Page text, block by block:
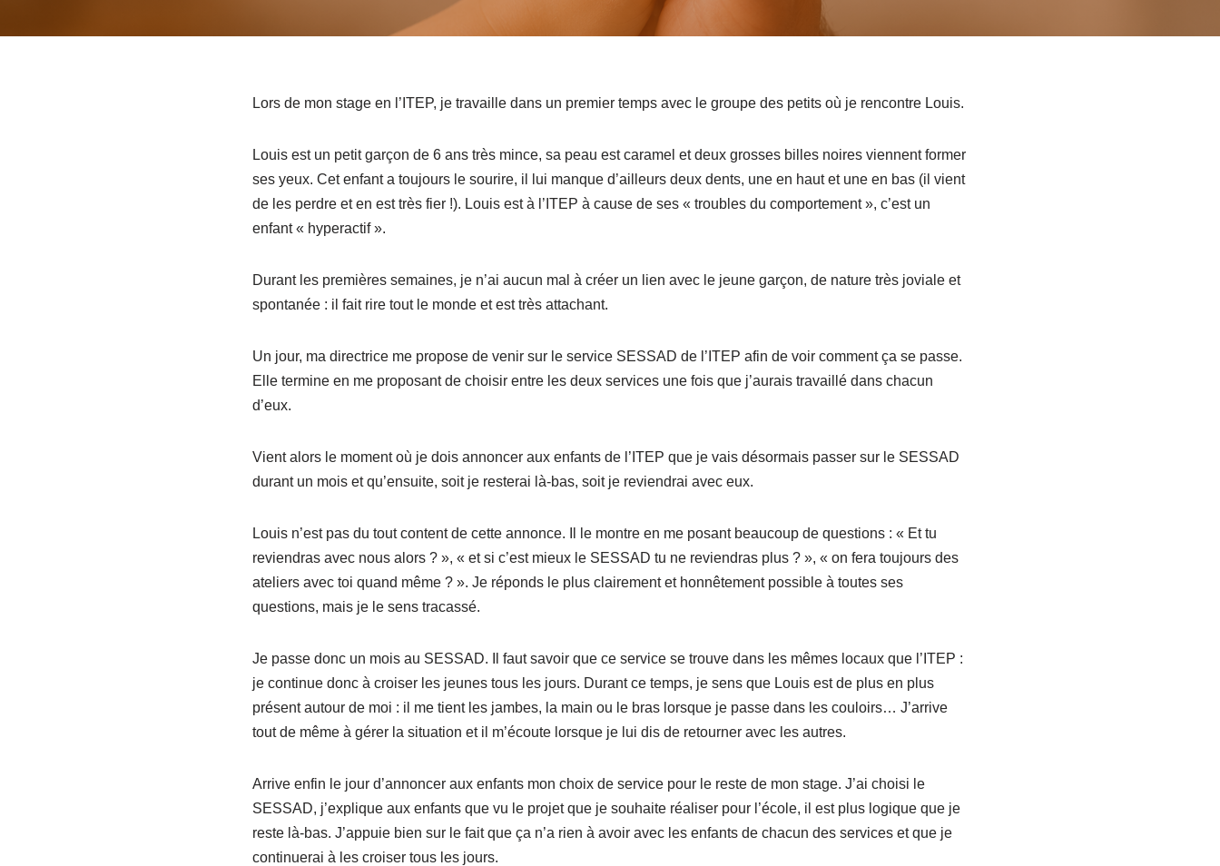
Lors de mon stage en l’ITEP, je travaille dans un premier temps avec le groupe des petits où je rencontre Louis.
Louis est un petit garçon de 6 ans très mince, sa peau est caramel et deux grosses billes noires viennent former
ses yeux. Cet enfant a toujours le sourire, il lui manque d’ailleurs deux dents, une en haut et une en bas (il vient
de les perdre et en est très fier !). Louis est à l’ITEP à cause de ses « troubles du comportement », c’est un
enfant « hyperactif ».
Durant les premières semaines, je n’ai aucun mal à créer un lien avec le jeune garçon, de nature très joviale et
spontanée : il fait rire tout le monde et est très attachant.
Un jour, ma directrice me propose de venir sur le service SESSAD de l’ITEP afin de voir comment ça se passe.
Elle termine en me proposant de choisir entre les deux services une fois que j’aurais travaillé dans chacun
d’eux.
Vient alors le moment où je dois annoncer aux enfants de l’ITEP que je vais désormais passer sur le SESSAD
durant un mois et qu’ensuite, soit je resterai là-bas, soit je reviendrai avec eux.
Louis n’est pas du tout content de cette annonce. Il le montre en me posant beaucoup de questions : « Et tu
reviendras avec nous alors ? », « et si c’est mieux le SESSAD tu ne reviendras plus ? », « on fera toujours des
ateliers avec toi quand même ? ». Je réponds le plus clairement et honnêtement possible à toutes ses
questions, mais je le sens tracassé.
Je passe donc un mois au SESSAD. Il faut savoir que ce service se trouve dans les mêmes locaux que l’ITEP :
je continue donc à croiser les jeunes tous les jours. Durant ce temps, je sens que Louis est de plus en plus
présent autour de moi : il me tient les jambes, la main ou le bras lorsque je passe dans les couloirs… J’arrive
tout de même à gérer la situation et il m’écoute lorsque je lui dis de retourner avec les autres.
Arrive enfin le jour d’annoncer aux enfants mon choix de service pour le reste de mon stage. J’ai choisi le
SESSAD, j’explique aux enfants que vu le projet que je souhaite réaliser pour l’école, il est plus logique que je
reste là-bas. J’appuie bien sur le fait que ça n’a rien à avoir avec les enfants de chacun des services et que je
continuerai à les croiser tous les jours.